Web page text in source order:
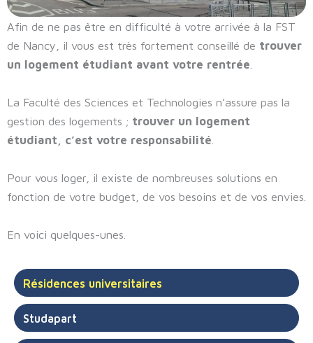
Afin de ne pas être en difficulté à votre arrivée à la FST
de Nancy, il vous est très fortement conseillé de trouver
un logement étudiant avant votre rentrée
La Faculté des Sciences et Technologies n’assure pas la
gestion des logements ; trouver un logement
étudiant, c’est votre responsabilité
Pour vous loger, il existe de nombreuses solutions en
fonction de votre budget, de vos besoins et de vos envies.
En voici quelques-unes.
Résidences universitaires
Studapart